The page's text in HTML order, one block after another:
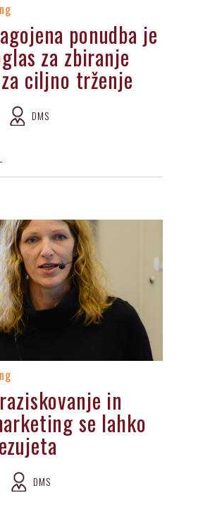
ponudba je
za zbiranje
ciljno trženje
DMS
in
se lahko
DMS